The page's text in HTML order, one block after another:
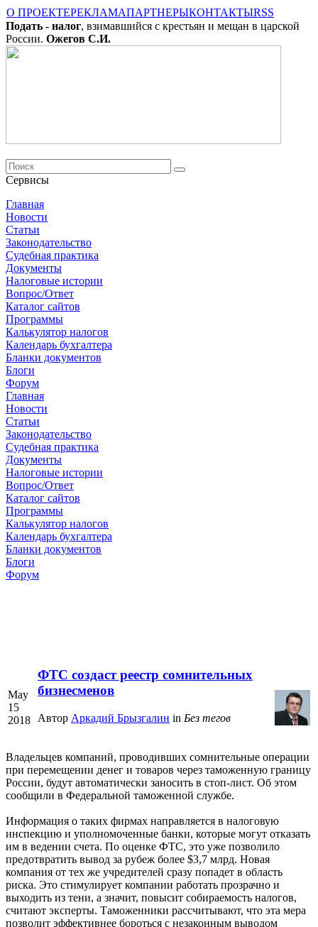
О ПРОЕКТЕРЕКЛАМАПАРТНЕРЫКОНТАКТЫRSS
Подать - налог, взимавшийся с крестьян и мещан в царской
России. Ожегов С.И.
Сервисы
Главная
Новости
Cтатьи
Законодательство
Судебная практика
Документы
Налоговые истории
Вопрос/Ответ
Каталог сайтов
Программы
Калькулятор налогов
Календарь бухгалтера
Бланки документов
Блоги
Форум
Главная
Новости
Cтатьи
Законодательство
Судебная практика
Документы
Налоговые истории
Вопрос/Ответ
Каталог сайтов
Программы
Калькулятор налогов
Календарь бухгалтера
Бланки документов
Блоги
Форум
May
15
2018
ФТС создаст реестр сомнительных
бизнесменов
Автор Аркадий Брызгалин in Без тегов
Владельцев компаний, проводивших сомнительные операции
при перемещении денег и товаров через таможенную границу
России, будут автоматически заносить в стоп-лист. Об этом
сообщили в Федеральной таможенной службе.
Информация о таких фирмах направляется в налоговую
инспекцию и уполномоченные банки, которые могут отказать
им в ведении счета. По оценке ФТС, это уже позволило
предотвратить вывод за рубеж более $3,7 млрд. Новая
компания от тех же учредителей сразу попадет в область
риска. Это стимулирует компании работать прозрачно и
выходить из тени, а значит, повысит собираемость налогов,
считают эксперты. Таможенники рассчитывают, что эта мера
позволит эффективнее бороться с незаконным выводом